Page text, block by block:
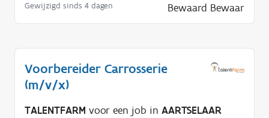
Gewijzigd sinds 4 dagen Bewaard Bewaar
Voorbereider Carrosserie
(m/v/x)
TALENTFARM voor een job in AARTSELAAR